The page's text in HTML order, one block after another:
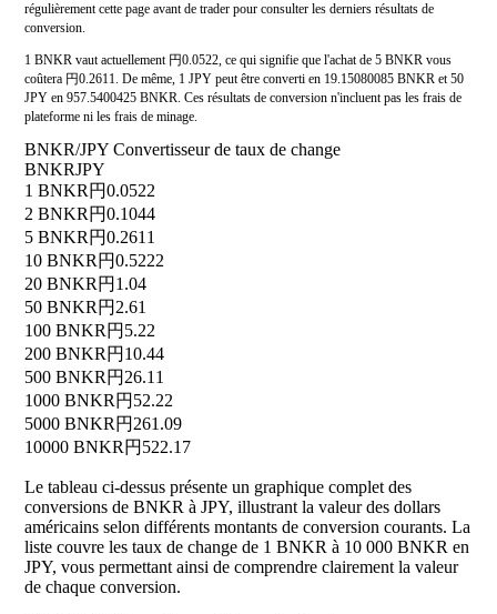
régulièrement cette page avant de trader pour consulter les derniers résultats de
conversion.
1 BNKR vaut actuellement 円0.0522, ce qui signifie que l'achat de 5 BNKR vous
coûtera 円0.2611. De même, 1 JPY peut être converti en 19.15080085 BNKR et 50
JPY en 957.5400425 BNKR. Ces résultats de conversion n'incluent pas les frais de
plateforme ni les frais de minage.
BNKR/JPY Convertisseur de taux de change
BNKRJPY
1 BNKR円0.0522
2 BNKR円0.1044
5 BNKR円0.2611
10 BNKR円0.5222
20 BNKR円1.04
50 BNKR円2.61
100 BNKR円5.22
200 BNKR円10.44
500 BNKR円26.11
1000 BNKR円52.22
5000 BNKR円261.09
10000 BNKR円522.17
Le tableau ci-dessus présente un graphique complet des
conversions de BNKR à JPY, illustrant la valeur des dollars
américains selon différents montants de conversion courants. La
liste couvre les taux de change de 1 BNKR à 10 000 BNKR en
JPY, vous permettant ainsi de comprendre clairement la valeur
de chaque conversion.